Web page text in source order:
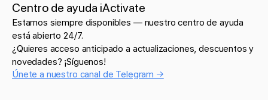
Centro de ayuda iActivate
Estamos siempre disponibles — nuestro centro de ayuda
está abierto 24/7.
¿Quieres acceso anticipado a actualizaciones, descuentos y
novedades? ¡Síguenos!
Únete a nuestro canal de Telegram →